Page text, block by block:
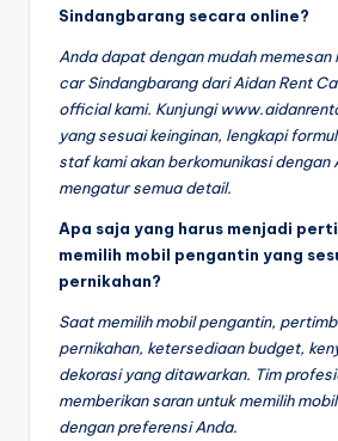
Sindangbarang secara online?
Anda dapat dengan mudah memesan
car Sindangbarang dari Aidan Rent
official kami. Kunjungi
yang sesuai keinginan, lengkapi
staf kami akan berkomunikasi dengan
mengatur semua detail.
Apa saja yang harus menjadi
memilih mobil pengantin yang
pernikahan?
Saat memilih mobil pengantin,
pernikahan, ketersediaan budget,
dekorasi yang ditawarkan. Tim
memberikan saran untuk memilih
dengan preferensi Anda.